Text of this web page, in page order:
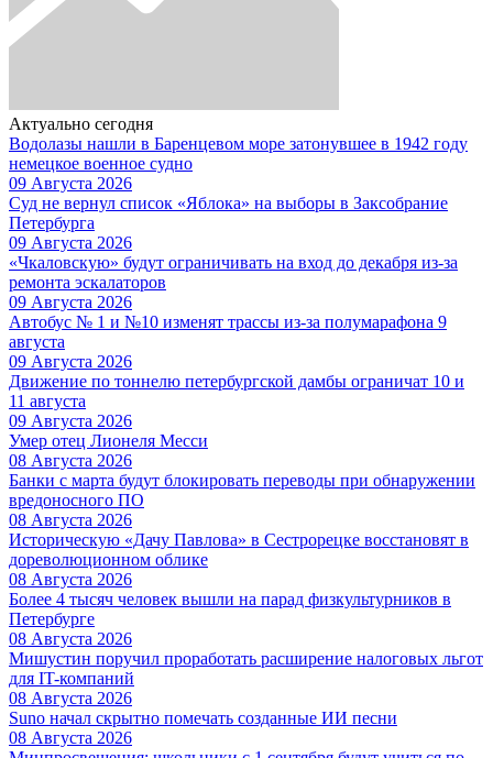
Актуально сегодня
Водолазы нашли в Баренцевом море затонувшее в 1942 году
немецкое военное судно
09 Августа 2026
Суд не вернул список «Яблока» на выборы в Заксобрание
Петербурга
09 Августа 2026
«Чкаловскую» будут ограничивать на вход до декабря из-за
ремонта эскалаторов
09 Августа 2026
Автобус № 1 и №10 изменят трассы из-за полумарафона 9
августа
09 Августа 2026
Движение по тоннелю петербургской дамбы ограничат 10 и
11 августа
09 Августа 2026
Умер отец Лионеля Месси
08 Августа 2026
Банки с марта будут блокировать переводы при обнаружении
вредоносного ПО
08 Августа 2026
Историческую «Дачу Павлова» в Сестрорецке восстановят в
дореволюционном облике
08 Августа 2026
Более 4 тысяч человек вышли на парад физкультурников в
Петербурге
08 Августа 2026
Мишустин поручил проработать расширение налоговых льгот
для IT-компаний
08 Августа 2026
Suno начал скрытно помечать созданные ИИ песни
08 Августа 2026